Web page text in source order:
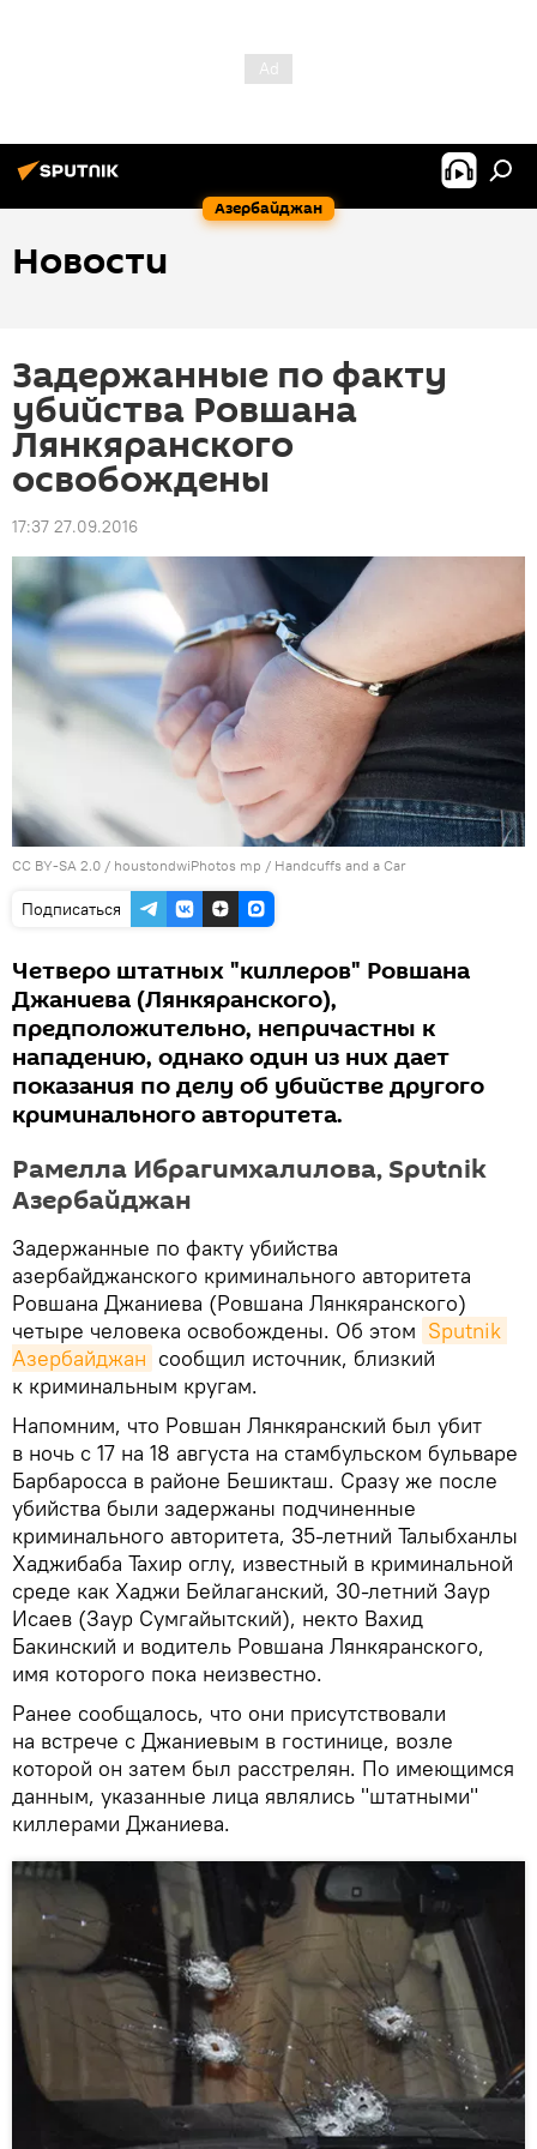
Азербайджан
Новости
Задержанные по факту
убийства Ровшана
Лянкяранского
освобождены
17:37 27.09.2016
CC BY-SA 2.0 / houstondwiPhotos mp / Handcuffs and a Car
Подписаться
Четверо штатных "киллеров" Ровшана
Джаниева (Лянкяранского),
предположительно, непричастны к
нападению, однако один из них дает
показания по делу об убийстве другого
криминального авторитета.
Рамелла Ибрагимхалилова, Sputnik
Азербайджан
Задержанные по факту убийства
азербайджанского криминального авторитета
Ровшана Джаниева (Ровшана Лянкяранского)
четыре человека освобождены. Об этом Sputnik
Азербайджан сообщил источник, близкий
к криминальным кругам.
Напомним, что Ровшан Лянкяранский был убит
в ночь с 17 на 18 августа на стамбульском бульваре
Барбаросса в районе Бешикташ. Сразу же после
убийства были задержаны подчиненные
криминального авторитета, 35-летний Талыбханлы
Хаджибаба Тахир оглу, известный в криминальной
среде как Хаджи Бейлаганский, 30-летний Заур
Исаев (Заур Сумгайытский), некто Вахид
Бакинский и водитель Ровшана Лянкяранского,
имя которого пока неизвестно.
Ранее сообщалось, что они присутствовали
на встрече с Джаниевым в гостинице, возле
которой он затем был расстрелян. По имеющимся
данным, указанные лица являлись "штатными"
киллерами Джаниева.